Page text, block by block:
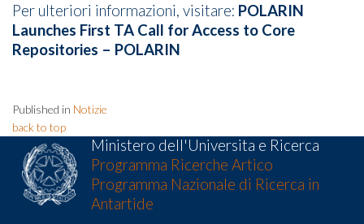
Per ulteriori informazioni, visitare: POLARIN
Launches First TA Call for Access to Core
Repositories – POLARIN
Published in Notizie
back to top
Ministero dell'Universita e Ricerca
Programma Ricerche Artico
Programma Nazionale di Ricerca in
Antartide